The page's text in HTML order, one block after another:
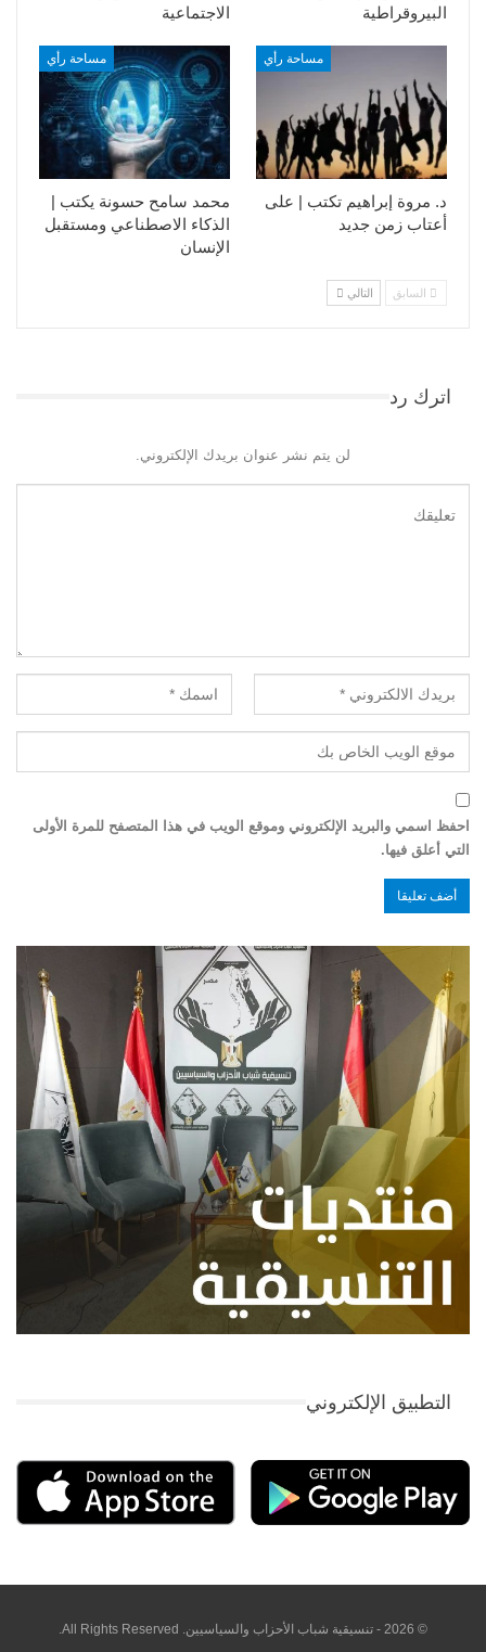
الاجتماعية
البيروقراطية
مساحة رأي
محمد سامح حسونة يكتب |
الذكاء الاصطناعي ومستقبل
الإنسان
مساحة رأي
د. مروة إبراهيم تكتب | على
أعتاب زمن جديد
السابق التالي
اترك رد
لن يتم نشر عنوان بريدك الإلكتروني.
احفظ اسمي والبريد الإلكتروني وموقع الويب في هذا المتصفح للمرة الأولى
التي أعلق فيها.
التطبيق الإلكتروني
© 2026 - تنسيقية شباب الأحزاب والسياسيين. All Rights Reserved.